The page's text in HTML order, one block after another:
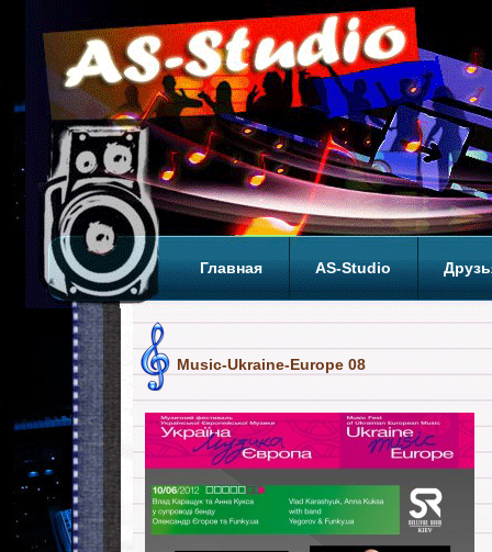
Главная AS-Studio
Music-Ukraine-Europe 08